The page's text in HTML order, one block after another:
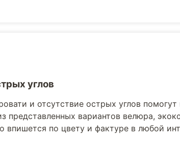
углов
и отсутствие острых углов
представленных вариантов велюра,
впишется по цвету и фактуре в любой